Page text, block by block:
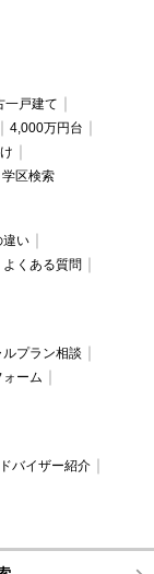
一戸建て
4,000万円台
学区検索
違い
よくある質問
プラン相談
ーム
バイザー紹介